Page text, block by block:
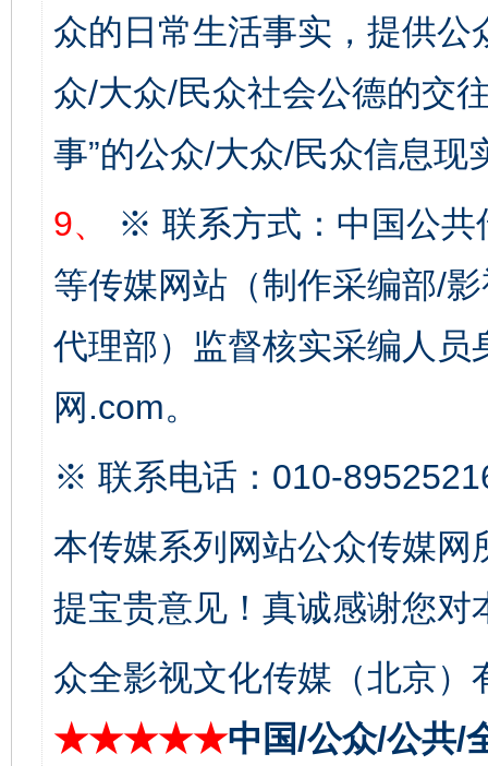
众的日常生活事实，提供
众/大众/民众社会公德的交
事”的公众/大众/民众信息现
9、
※ 联系方式：中国公共
等传媒网站（制作采编部/
代理部）监督核实采编人员
网.com。
※ 联系电话：010-
本传媒系列网站公众传媒
提宝贵意见！真诚感谢您
众全影视文化传媒（北京）
★★★★★中国/公众/公共/
完善运行机制助力责任有效落实 一纸欠
东山县通报“牛蛙产品抗生素超标问题” 法